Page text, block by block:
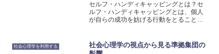
セルフ・ハンディキャッピングとは？セ
ルフ・ハンディキャッピングとは、個人
が自らの成功を妨げる行動をとることを
の評価への恐れが関与していることが示
されています。セルフ・ハ...
社会心理学を利用する
社会心理学の視点から見る準拠集団の